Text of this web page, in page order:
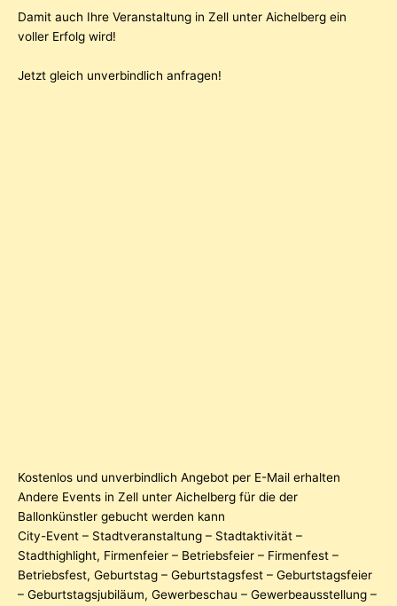
Damit auch Ihre Veranstaltung in Zell unter Aichelberg ein
voller Erfolg wird!
Jetzt gleich unverbindlich anfragen!
Kostenlos und unverbindlich Angebot per E-Mail erhalten
Andere Events in Zell unter Aichelberg für die der
Ballonkünstler gebucht werden kann
City-Event – Stadtveranstaltung – Stadtaktivität –
Stadthighlight, Firmenfeier – Betriebsfeier – Firmenfest –
Betriebsfest, Geburtstag – Geburtstagsfest – Geburtstagsfeier
– Geburtstagsjubiläum, Gewerbeschau – Gewerbeausstellung –